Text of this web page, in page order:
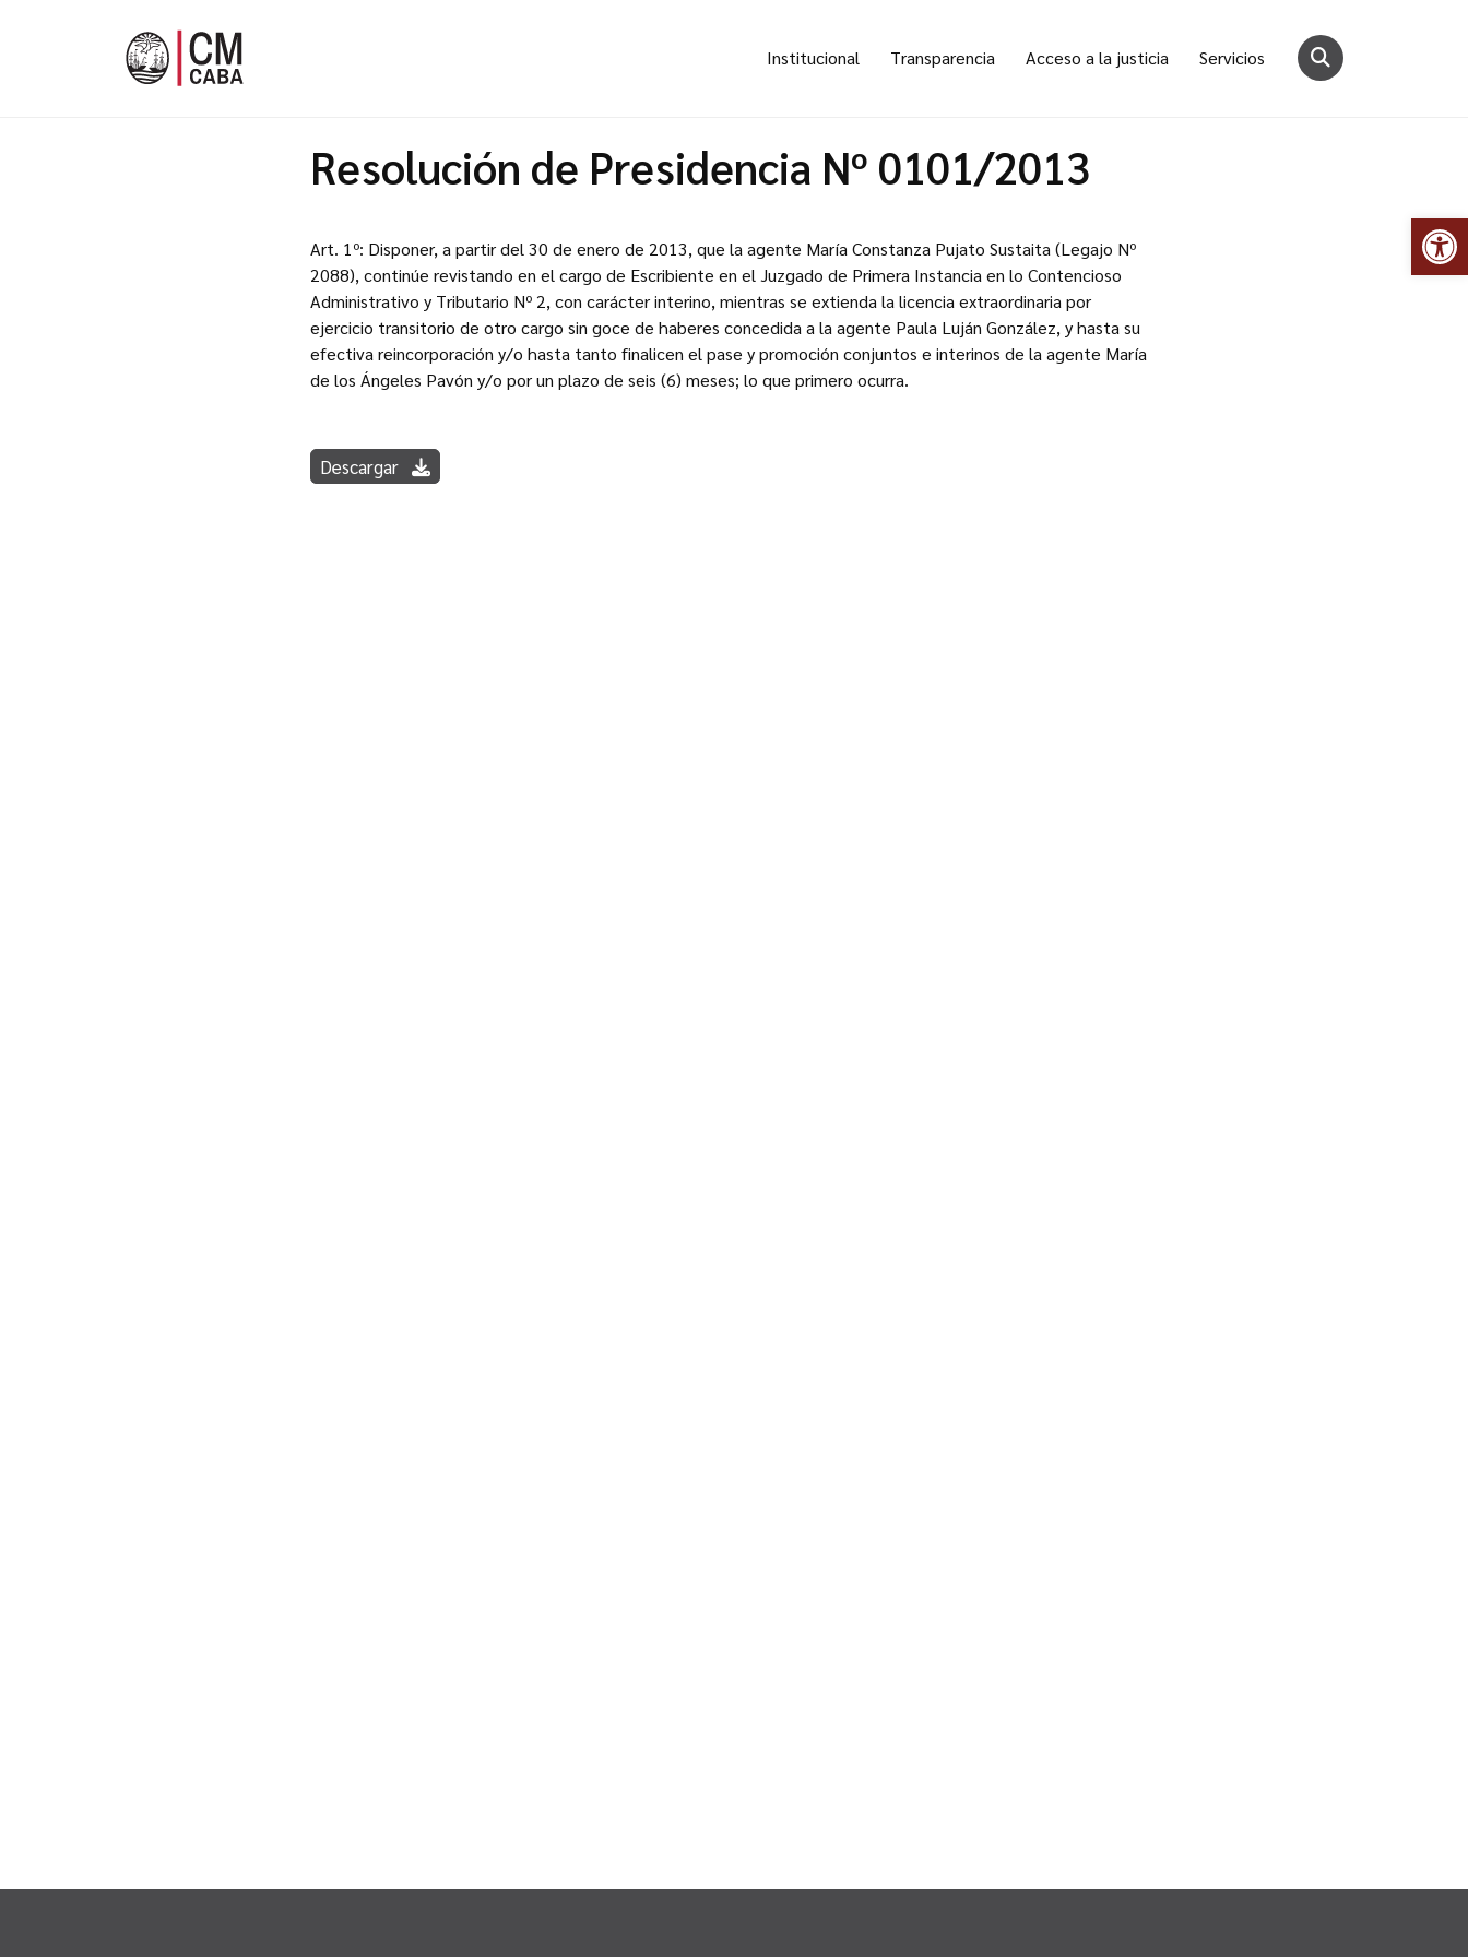
Institucional Transparencia Acceso a la justicia Servicios
Resolución de Presidencia Nº 0101/2013
Art. 1º: Disponer, a partir del 30 de enero de 2013, que la agente María Constanza Pujato Sustaita (Legajo Nº
2088), continúe revistando en el cargo de Escribiente en el Juzgado de Primera Instancia en lo Contencioso
Administrativo y Tributario Nº 2, con carácter interino, mientras se extienda la licencia extraordinaria por
ejercicio transitorio de otro cargo sin goce de haberes concedida a la agente Paula Luján González, y hasta su
efectiva reincorporación y/o hasta tanto finalicen el pase y promoción conjuntos e interinos de la agente María
de los Ángeles Pavón y/o por un plazo de seis (6) meses; lo que primero ocurra.
Descargar